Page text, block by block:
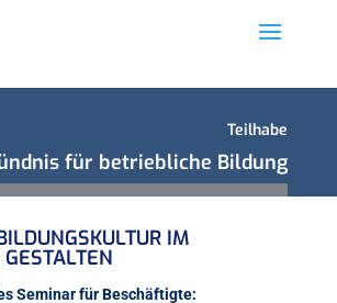
Teilhabe
für betriebliche Bildung
IM
Seminar für Beschäftigte: